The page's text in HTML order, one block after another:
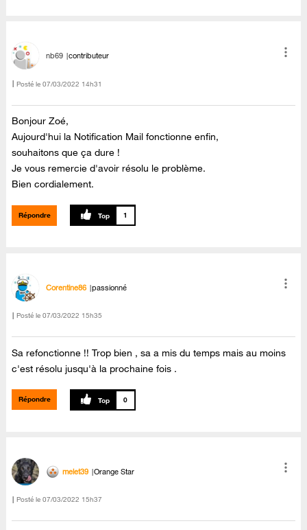
nb69 contributeur
Posté le ‎07/03/2022 14h31
Bonjour Zoé,
Aujourd'hui la Notification Mail fonctionne enfin,
souhaitons que ça dure !
Je vous remercie d'avoir résolu le problème.
Bien cordialement.
Répondre 1
Corentine86 passionné
Posté le ‎07/03/2022 15h35
Sa refonctionne !! Trop bien , sa a mis du temps mais au moins
c'est résolu jusqu'à la prochaine fois .
Répondre 0
melet39 Orange Star
Posté le ‎07/03/2022 15h37